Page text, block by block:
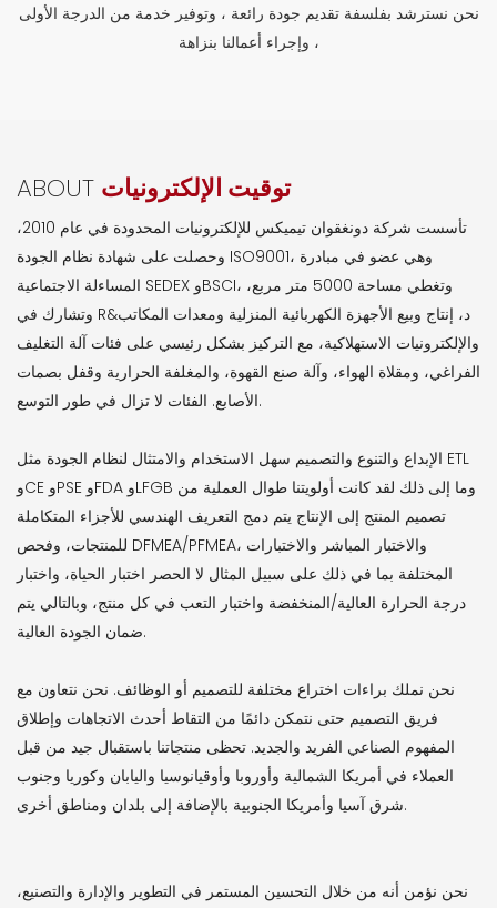
نحن نسترشد بفلسفة تقديم جودة رائعة ، وتوفير خدمة من الدرجة الأولى
، وإجراء أعمالنا بنزاهة
ABOUT توقيت الإلكترونيات
تأسست شركة دونغقوان تيميكس للإلكترونيات المحدودة في عام 2010،
وحصلت على شهادة نظام الجودة ISO9001، وهي عضو في مبادرة
المساءلة الاجتماعية SEDEX وBSCI، وتغطي مساحة 5000 متر مربع،
وتشارك في R&د، إنتاج وبيع الأجهزة الكهربائية المنزلية ومعدات المكاتب
والإلكترونيات الاستهلاكية، مع التركيز بشكل رئيسي على فئات آلة التغليف
الفراغي، ومقلاة الهواء، وآلة صنع القهوة، والمغلفة الحرارية وقفل بصمات
الأصابع. الفئات لا تزال في طور التوسع.
الإبداع والتنوع والتصميم سهل الاستخدام والامتثال لنظام الجودة مثل ETL
وCE وPSE وFDA وLFGB وما إلى ذلك لقد كانت أولويتنا طوال العملية من
تصميم المنتج إلى الإنتاج يتم دمج التعريف الهندسي للأجزاء المتكاملة
للمنتجات، وفحص DFMEA/PFMEA، والاختبار المباشر والاختبارات
المختلفة بما في ذلك على سبيل المثال لا الحصر اختبار الحياة، واختبار
درجة الحرارة العالية/المنخفضة واختبار التعب في كل منتج، وبالتالي يتم
ضمان الجودة العالية.
نحن نملك براءات اختراع مختلفة للتصميم أو الوظائف. نحن نتعاون مع
فريق التصميم حتى نتمكن دائمًا من التقاط أحدث الاتجاهات وإطلاق
المفهوم الصناعي الفريد والجديد. تحظى منتجاتنا باستقبال جيد من قبل
العملاء في أمريكا الشمالية وأوروبا وأوقيانوسيا واليابان وكوريا وجنوب
شرق آسيا وأمريكا الجنوبية بالإضافة إلى بلدان ومناطق أخرى.
نحن نؤمن أنه من خلال التحسين المستمر في التطوير والإدارة والتصنيع،